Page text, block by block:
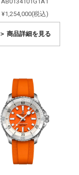
¥1,254,000(税込)
＞ 商品詳細を見る